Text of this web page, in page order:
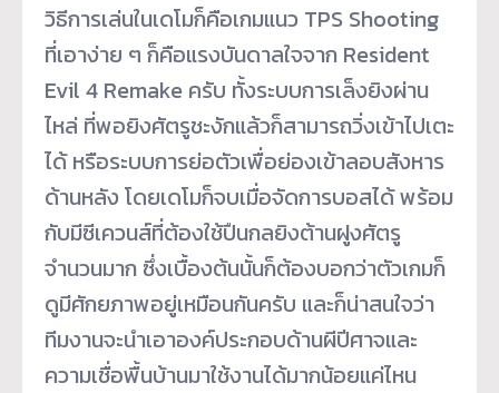
วิธีการเล่นในเดโมก็คือเกมแนว TPS Shooting
ที่เอาง่าย ๆ ก็คือแรงบันดาลใจจาก Resident
Evil 4 Remake ครับ ทั้งระบบการเล็งยิงผ่าน
ไหล่ ที่พอยิงศัตรูชะงักแล้วก็สามารถวิ่งเข้าไปเตะ
ได้ หรือระบบการย่อตัวเพื่อย่องเข้าลอบสังหาร
ด้านหลัง โดยเดโมก็จบเมื่อจัดการบอสได้ พร้อม
กับมีซีเควนส์ที่ต้องใช้ปืนกลยิงต้านฝูงศัตรู
จำนวนมาก ซึ่งเบื้องต้นนั้นก็ต้องบอกว่าตัวเกมก็
ดูมีศักยภาพอยู่เหมือนกันครับ และก็น่าสนใจว่า
ทีมงานจะนำเอาองค์ประกอบด้านผีปีศาจและ
ความเชื่อพื้นบ้านมาใช้งานได้มากน้อยแค่ไหน